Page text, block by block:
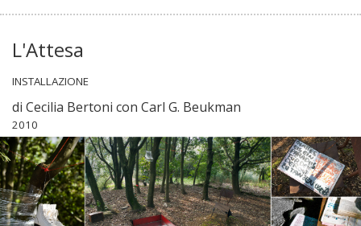
L'Attesa
INSTALLAZIONE
di Cecilia Bertoni con Carl G. Beukman
2010